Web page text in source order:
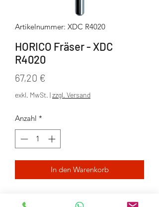
Artikelnummer: XDC R4020
HORICO Fräser - XDC
R4020
67,20 €
exkl. MwSt. |zzgl. Versand
Anzahl *
In den Warenkorb